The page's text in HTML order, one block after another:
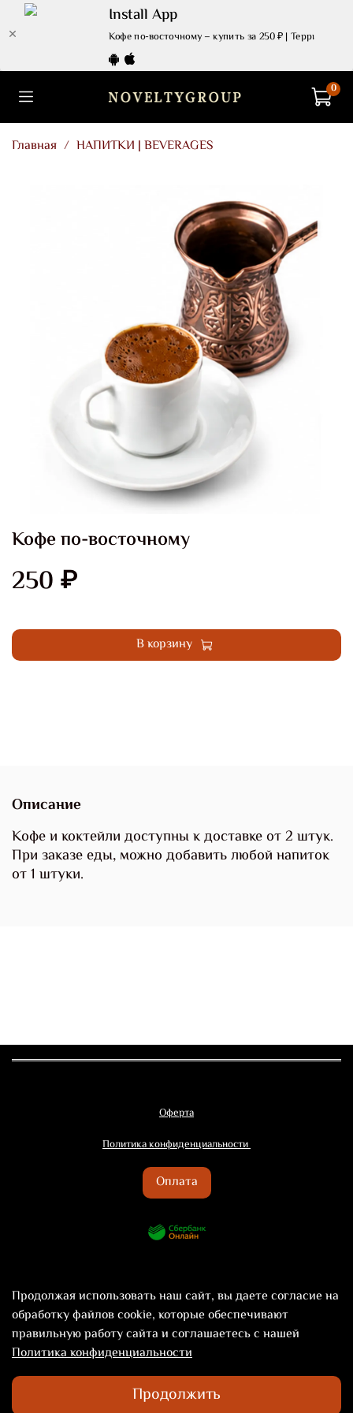
Install App
Кофе по-восточному – купить за 250 ₽ | Территория
0
Главная НАПИТКИ | BEVERAGES
Кофе по-восточному
250 ₽
В корзину
Описание
Кофе и коктейли доступны к доставке от 2 штук.
При заказе еды, можно добавить любой напиток
от 1 штуки.
Оферта
Политика конфиденциальности
Оплата
©2024 Территория Вкуса Novelty
ПН-ПТ с 10:00 до 22:00
Продолжая использовать наш сайт, вы даете согласие на
обработку файлов cookie, которые обеспечивают
правильную работу сайта и соглашаетесь с нашей
Политика конфиденциальности
Продолжить